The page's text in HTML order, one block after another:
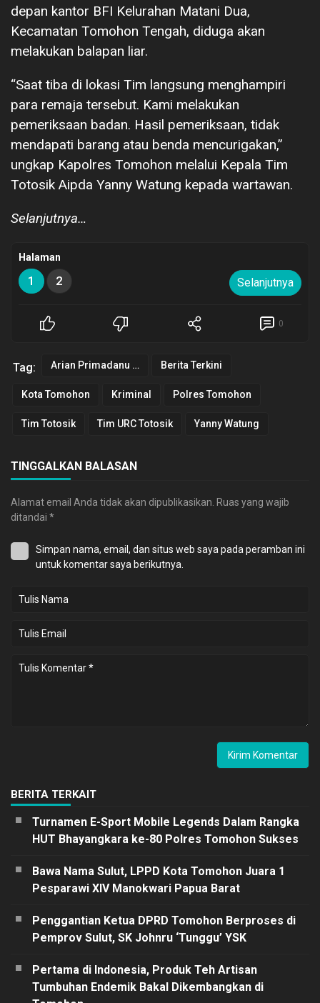
depan kantor BFI Kelurahan Matani Dua,
Kecamatan Tomohon Tengah, diduga akan
melakukan balapan liar.
“Saat tiba di lokasi Tim langsung menghampiri
para remaja tersebut. Kami melakukan
pemeriksaan badan. Hasil pemeriksaan, tidak
mendapati barang atau benda mencurigakan,”
ungkap Kapolres Tomohon melalui Kepala Tim
Totosik Aipda Yanny Watung kepada wartawan.
Selanjutnya…
Halaman
1 2 Selanjutnya
0
Tag: Arian Primadanu Colibrito Berita Terkini
Kota Tomohon Kriminal Polres Tomohon
Tim Totosik Tim URC Totosik Yanny Watung
TINGGALKAN BALASAN
Alamat email Anda tidak akan dipublikasikan. Ruas yang wajib
ditandai *
Simpan nama, email, dan situs web saya pada peramban ini
untuk komentar saya berikutnya.
BERITA TERKAIT
Turnamen E-Sport Mobile Legends Dalam Rangka
HUT Bhayangkara ke-80 Polres Tomohon Sukses
Bawa Nama Sulut, LPPD Kota Tomohon Juara 1
Pesparawi XIV Manokwari Papua Barat
Penggantian Ketua DPRD Tomohon Berproses di
Pemprov Sulut, SK Johnru ‘Tunggu’ YSK
Pertama di Indonesia, Produk Teh Artisan
Tumbuhan Endemik Bakal Dikembangkan di